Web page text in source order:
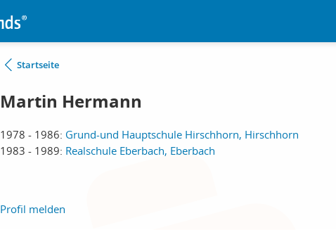
Startseite
Martin Hermann
1978 - 1986: Grund-und Hauptschule Hirschhorn, Hirschhorn
1983 - 1989: Realschule Eberbach, Eberbach
Profil melden